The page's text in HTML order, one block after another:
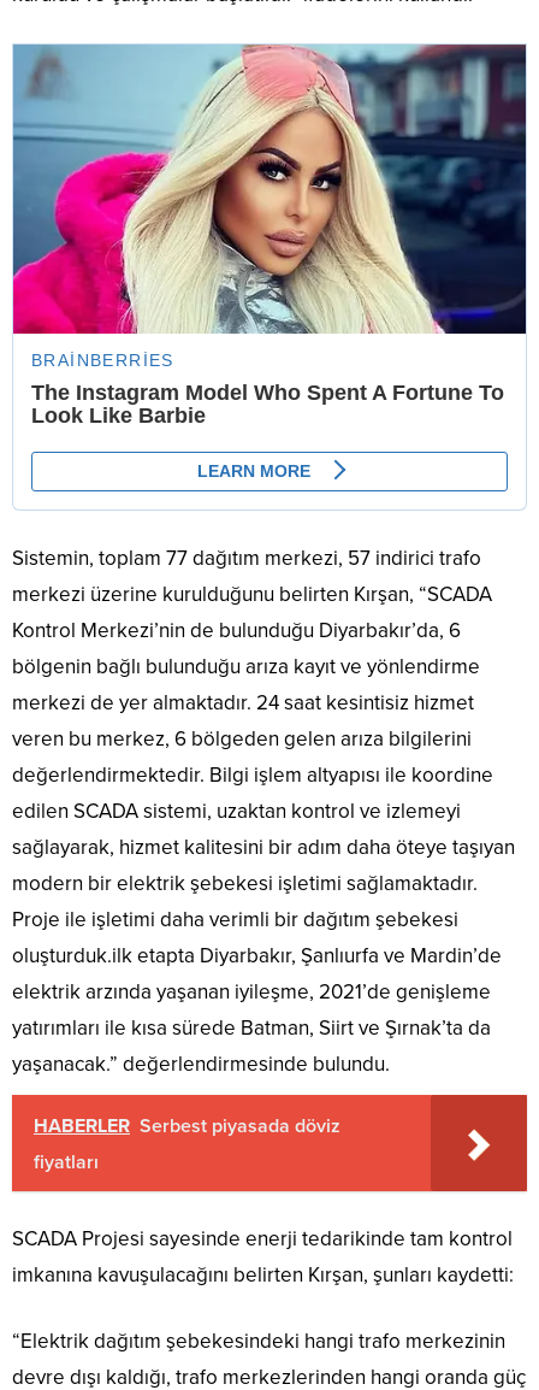
Sistemin, toplam 77 dağıtım merkezi, 57 indirici trafo
merkezi üzerine kurulduğunu belirten Kırşan, “SCADA
Kontrol Merkezi’nin de bulunduğu Diyarbakır’da, 6
bölgenin bağlı bulunduğu arıza kayıt ve yönlendirme
merkezi de yer almaktadır. 24 saat kesintisiz hizmet
veren bu merkez, 6 bölgeden gelen arıza bilgilerini
değerlendirmektedir. Bilgi işlem altyapısı ile koordine
edilen SCADA sistemi, uzaktan kontrol ve izlemeyi
sağlayarak, hizmet kalitesini bir adım daha öteye taşıyan
modern bir elektrik şebekesi işletimi sağlamaktadır.
Proje ile işletimi daha verimli bir dağıtım şebekesi
oluşturduk.ilk etapta Diyarbakır, Şanlıurfa ve Mardin’de
elektrik arzında yaşanan iyileşme, 2021’de genişleme
yatırımları ile kısa sürede Batman, Siirt ve Şırnak’ta da
yaşanacak.” değerlendirmesinde bulundu.
HABERLER Serbest piyasada döviz
fiyatları
SCADA Projesi sayesinde enerji tedarikinde tam kontrol
imkanına kavuşulacağını belirten Kırşan, şunları kaydetti:
“Elektrik dağıtım şebekesindeki hangi trafo merkezinin
devre dışı kaldığı, trafo merkezlerinden hangi oranda güç